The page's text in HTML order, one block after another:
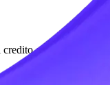
e di debito